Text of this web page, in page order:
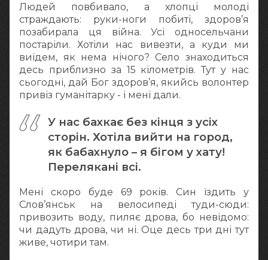
Людей повбивало, а хлопці молоді
страждають: руки-ноги побиті, здоров’я
позабирала ця війна. Усі односельчани
постаріли. Хотіли нас вивезти, а куди ми
виїдем, як нема нічого? Село знаходиться
десь приблизно за 15 кілометрів. Тут у нас
сьогодні, дай Бог здоров’я, якийсь волонтер
привіз гуманітарку - і мені дали.
У нас бахкає без кінця з усіх
сторін. Хотіла вийти на город,
як бабахнуло – я бігом у хату!
Перелякані всі.
Мені скоро буде 69 років. Син їздить у
Слов’янськ на велосипеді туди-сюди:
привозить воду, пиляє дрова, бо невідомо:
чи дадуть дрова, чи ні. Оце десь три дні тут
живе, чотири там.